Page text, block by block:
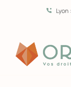
contenu